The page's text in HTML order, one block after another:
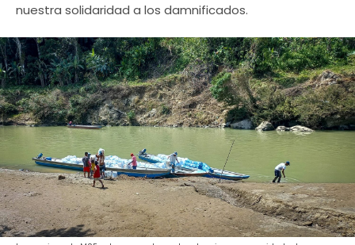
nuestra solidaridad a los damnificados.